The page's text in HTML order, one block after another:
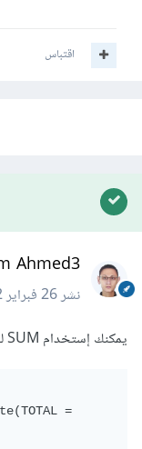
اقتباس
Ahmed3
نشر26 فبراير 2022
يمكنك إستخدام SUM لحساب مجموع المنتجات عن طريق الكود التالي :